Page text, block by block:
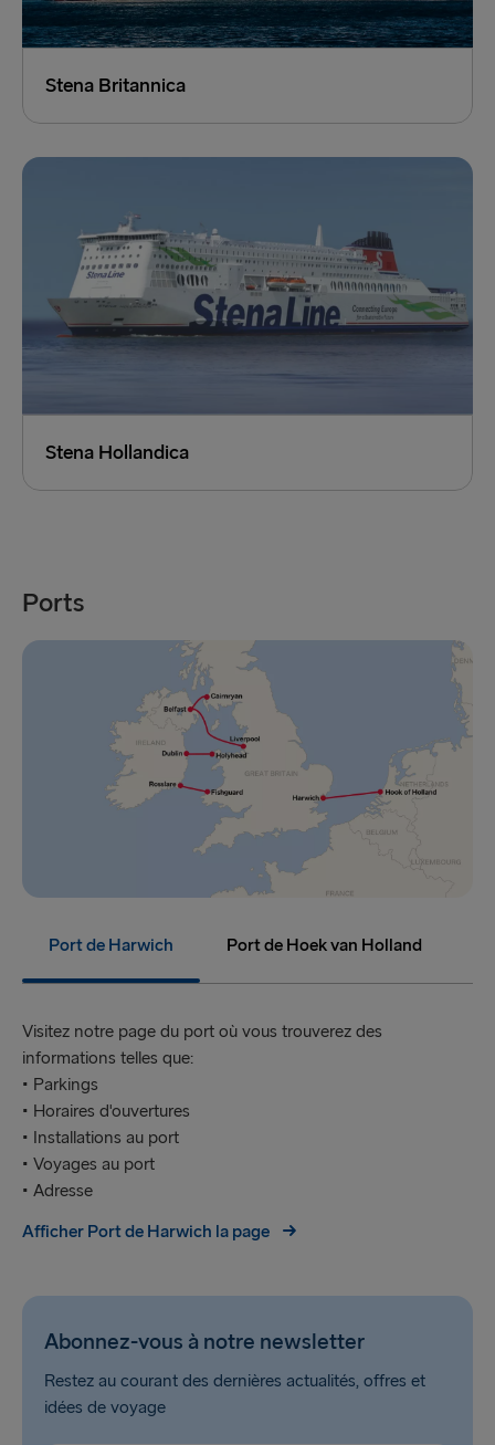
Stena Britannica
Stena Hollandica
Ports
Port de Harwich Port de Hoek van Holland
Visitez notre page du port où vous trouverez des
informations telles que:
• Parkings
• Horaires d'ouvertures
• Installations au port
• Voyages au port
• Adresse
Afficher Port de Harwich la page
Abonnez-vous à notre newsletter
Restez au courant des dernières actualités, offres et
idées de voyage